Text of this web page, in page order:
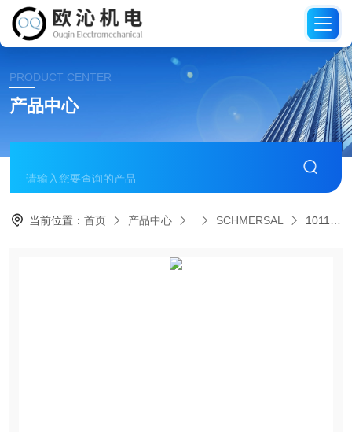
PRODUCT CENTER
产品中心
当前位置：首页 产品中心 SCHMERSAL 101144797 AZ/AZM 415-B3德国施迈赛SCHMERSAL操动件